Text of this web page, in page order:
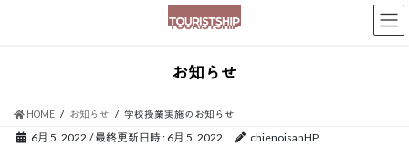
お知らせ
HOME お知らせ 学校授業実施のお知らせ
6月 5, 2022 / 最終更新日時 : 6月 5, 2022 chienoisanHP